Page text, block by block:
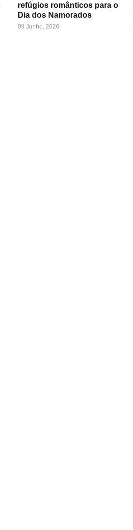
refúgios românticos para o
Dia dos Namorados
09 Junho, 2026